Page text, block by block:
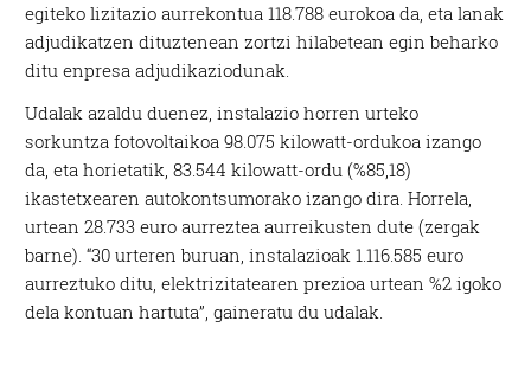
egiteko lizitazio aurrekontua 118.788 eurokoa da, eta lanak
adjudikatzen dituztenean zortzi hilabetean egin beharko
ditu enpresa adjudikaziodunak.
Udalak azaldu duenez, instalazio horren urteko
sorkuntza fotovoltaikoa 98.075 kilowatt-ordukoa izango
da, eta horietatik, 83.544 kilowatt-ordu (%85,18)
ikastetxearen autokontsumorako izango dira. Horrela,
urtean 28.733 euro aurreztea aurreikusten dute (zergak
barne). “30 urteren buruan, instalazioak 1.116.585 euro
aurreztuko ditu, elektrizitatearen prezioa urtean %2 igoko
dela kontuan hartuta”, gaineratu du udalak.